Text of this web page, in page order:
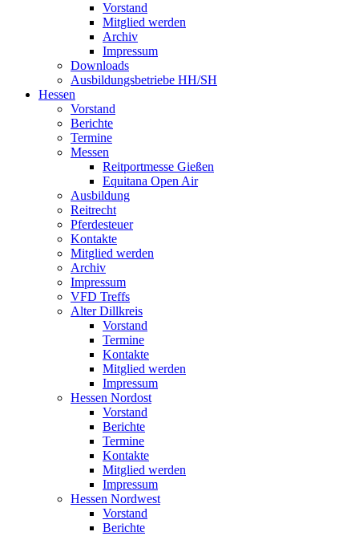
Vorstand
Mitglied werden
Archiv
Impressum
Downloads
Ausbildungsbetriebe HH/SH
Hessen
Vorstand
Berichte
Termine
Messen
Reitportmesse Gießen
Equitana Open Air
Ausbildung
Reitrecht
Pferdesteuer
Kontakte
Mitglied werden
Archiv
Impressum
VFD Treffs
Alter Dillkreis
Vorstand
Termine
Kontakte
Mitglied werden
Impressum
Hessen Nordost
Vorstand
Berichte
Termine
Kontakte
Mitglied werden
Impressum
Hessen Nordwest
Vorstand
Berichte